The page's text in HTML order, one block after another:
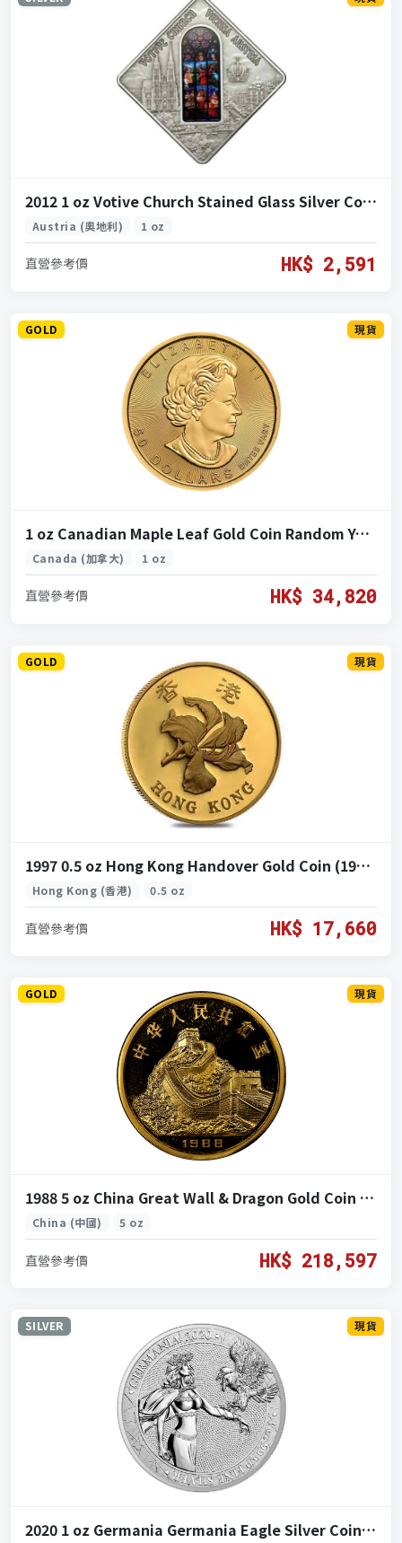
2012 1 oz Votive Church Stained Glass Silver Coin (2012 維也納感恩教堂 彩繪玻璃銀幣 1盎司)
Austria (奧地利) 1 oz
直營參考價 HK$ 2,591
GOLD 現貨
1 oz Canadian Maple Leaf Gold Coin Random Year ( 加拿大楓葉金幣 1盎司隨機年份)
Canada (加拿大) 1 oz
直營參考價 HK$ 34,820
GOLD 現貨
1997 0.5 oz Hong Kong Handover Gold Coin (1997 香港回歸紀念金幣 0.5盎司)
Hong Kong (香港) 0.5 oz
直營參考價 HK$ 17,660
GOLD 現貨
1988 5 oz China Great Wall & Dragon Gold Coin (1988 中國長城龍金幣 5盎司)
China (中國) 5 oz
直營參考價 HK$ 218,597
SILVER 現貨
2020 1 oz Germania Germania Eagle Silver Coin (2020 日耳曼尼亞 日耳曼尼亞鷹 銀 1 盎司)